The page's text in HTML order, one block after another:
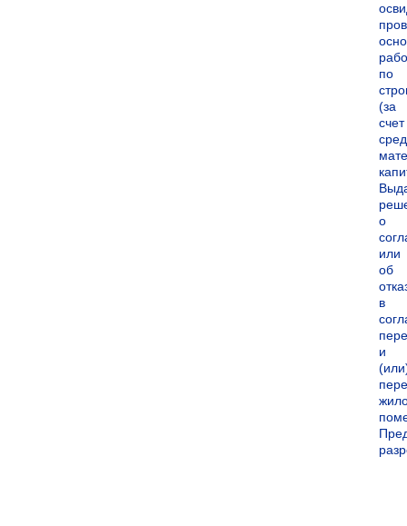
по
(за
счет
о
или
об
в
и